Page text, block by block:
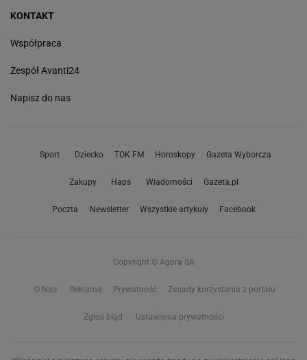
KONTAKT
Współpraca
Zespół Avanti24
Napisz do nas
Sport Dziecko TOK FM Horoskopy Gazeta Wyborcza
Zakupy Haps Wiadomości Gazeta.pl
Poczta Newsletter Wszystkie artykuły Facebook
Copyright © Agora SA
O Nas Reklama Prywatność Zasady korzystania z portalu
Zgłoś błąd Ustawienia prywatności